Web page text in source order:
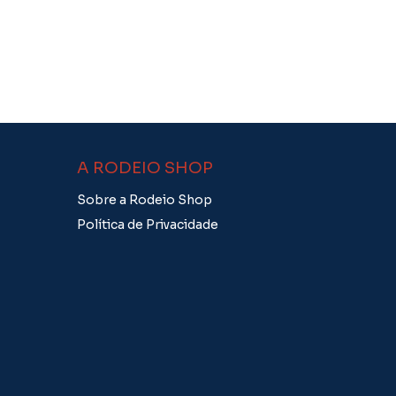
A RODEIO SHOP
Sobre a Rodeio Shop
Política de Privacidade